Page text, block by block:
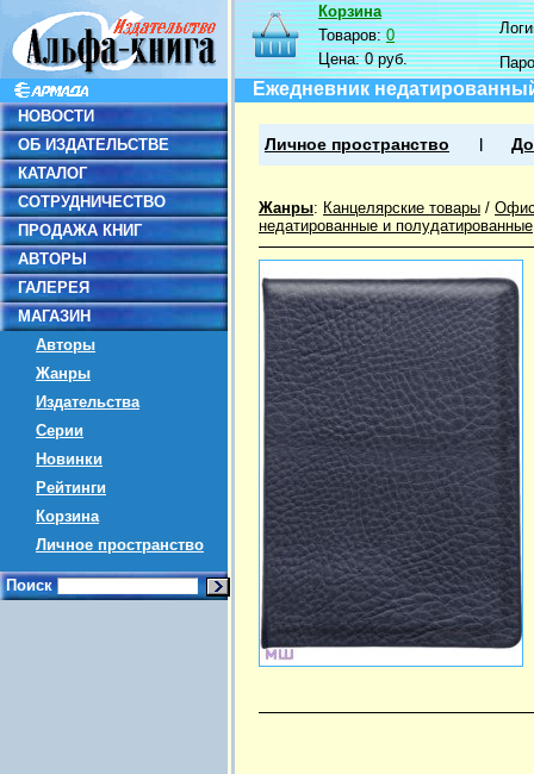
НОВОСТИ
ОБ ИЗДАТЕЛЬСТВЕ
КАТАЛОГ
СОТРУДНИЧЕСТВО
ПРОДАЖА КНИГ
АВТОРЫ
ГАЛЕРЕЯ
МАГАЗИН
Авторы
Жанры
Издательства
Серии
Новинки
Рейтинги
Корзина
Личное пространство
Поиск
Корзина
Товаров:0
Цена:0 руб.
Ежедневник
Личное пространство
Жанры: Канцелярские товары /
недатированные и полудатированные